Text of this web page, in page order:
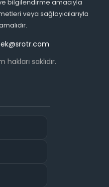
bilgilendirme amacıyla
veya sağlayıcılarıyla
saklıdır.